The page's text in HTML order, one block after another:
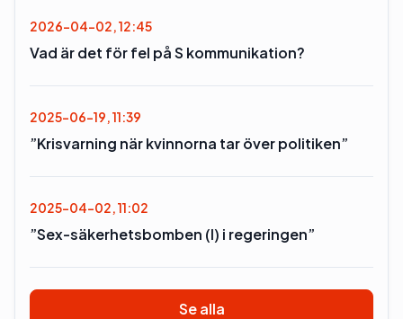
2026-04-02, 12:45
Vad är det för fel på S kommunikation?
2025-06-19, 11:39
”Krisvarning när kvinnorna tar över politiken”
2025-04-02, 11:02
”Sex-säkerhetsbomben (l) i regeringen”
Se alla